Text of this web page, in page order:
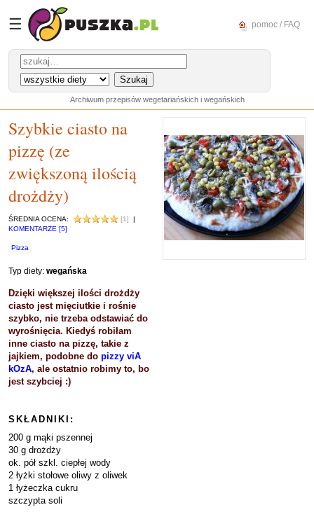
☰ pomoc / FAQ
Archiwum przepisów wegetariańskich i wegańskich
Szybkie ciasto na
pizzę (ze
zwiększoną ilością
drożdży)
ŚREDNIA OCENA: [1]
|
KOMENTARZE [5]
Pizza
Typ diety: wegańska
Dzięki większej ilości drożdży
ciasto jest mięciutkie i rośnie
szybko, nie trzeba odstawiać do
wyrośnięcia. Kiedyś robiłam
inne ciasto na pizzę, takie z
jajkiem, podobne do pizzy viA
kOzA, ale ostatnio robimy to, bo
jest szybciej :)
SKŁADNIKI:
200 g mąki pszennej
30 g drożdży
ok. pół szkl. ciepłej wody
2 łyżki stołowe oliwy z oliwek
1 łyżeczka cukru
szczypta soli